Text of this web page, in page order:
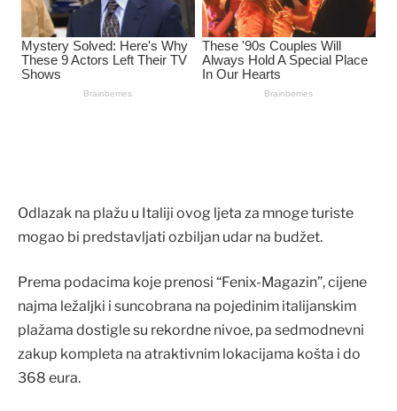
​Odlazak na plažu u Italiji ovog ljeta za mnoge turiste
mogao bi predstavljati ozbiljan udar na budžet.
Prema podacima koje prenosi “Fenix-Magazin”, cijene
najma ležaljki i suncobrana na pojedinim italijanskim
plažama dostigle su rekordne nivoe, pa sedmodnevni
zakup kompleta na atraktivnim lokacijama košta i do
368 eura.